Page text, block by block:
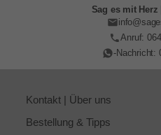
Sag es mit
Anruf:
-Nachricht:
Kontakt | Über uns
Bestellung & Tipps